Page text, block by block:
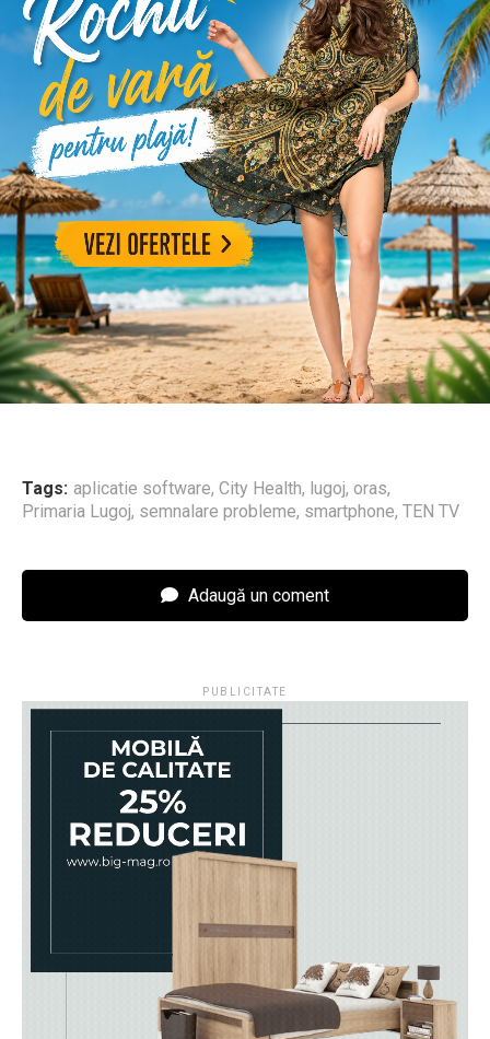
Tags: aplicatie software, City Health, lugoj, oras,
Primaria Lugoj, semnalare probleme, smartphone, TEN TV
Adaugă un coment
PUBLICITATE